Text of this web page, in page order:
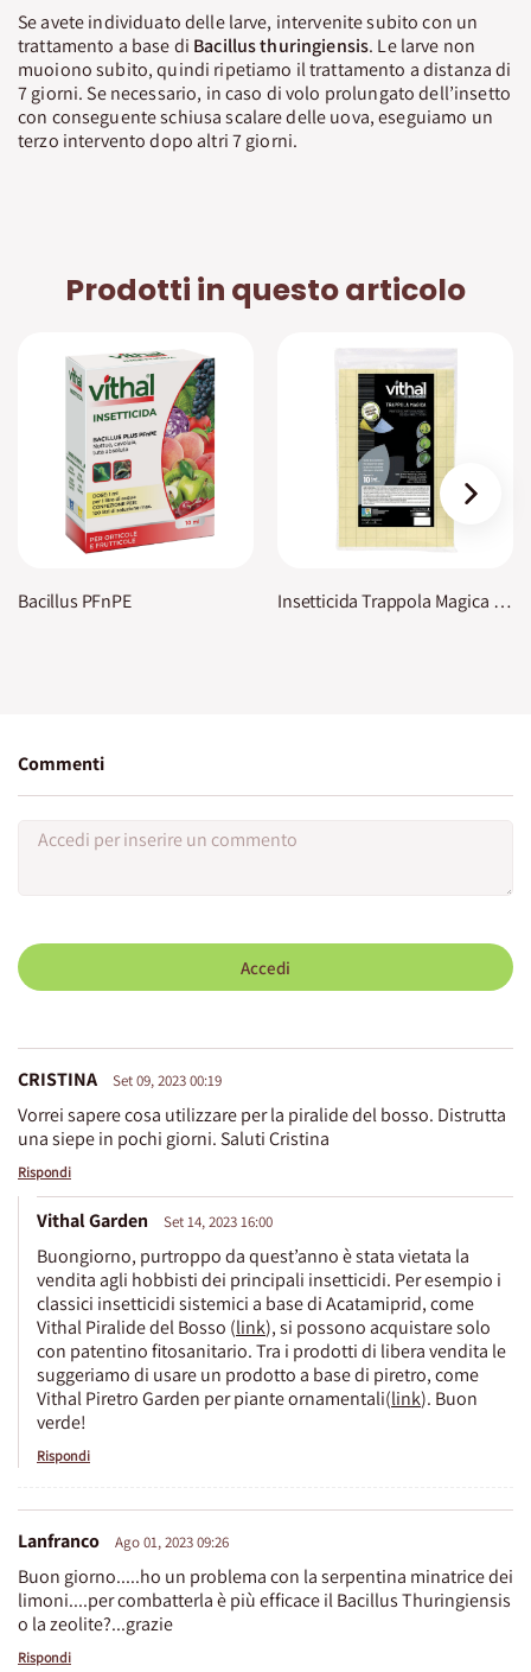
Se avete individuato delle larve, intervenite subito con un
trattamento a base di Bacillus thuringiensis. Le larve non
muoiono subito, quindi ripetiamo il trattamento a distanza di
7 giorni. Se necessario, in caso di volo prolungato dell’insetto
con conseguente schiusa scalare delle uova, eseguiamo un
terzo intervento dopo altri 7 giorni.
Prodotti in questo articolo
Bacillus PFnPE Insetticida Trappola Magica Vithal Expert
›
Commenti
Accedi
CRISTINA Set 09, 2023 00:19
Vorrei sapere cosa utilizzare per la piralide del bosso. Distrutta
una siepe in pochi giorni. Saluti Cristina
Rispondi
Vithal Garden Set 14, 2023 16:00
Buongiorno, purtroppo da quest’anno è stata vietata la
vendita agli hobbisti dei principali insetticidi. Per esempio i
classici insetticidi sistemici a base di Acatamiprid, come
Vithal Piralide del Bosso (link), si possono acquistare solo
con patentino fitosanitario. Tra i prodotti di libera vendita le
suggeriamo di usare un prodotto a base di piretro, come
Vithal Piretro Garden per piante ornamentali(link). Buon
verde!
Rispondi
Lanfranco Ago 01, 2023 09:26
Buon giorno.....ho un problema con la serpentina minatrice dei
limoni....per combatterla è più efficace il Bacillus Thuringiensis
o la zeolite?...grazie
Rispondi